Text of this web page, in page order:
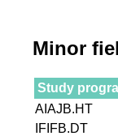
Minor
Study
AIAJB.HT
IFIFB.DT